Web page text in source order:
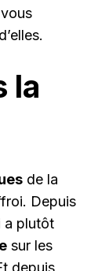
la
de la
Depuis
a plutôt
sur les
depuis